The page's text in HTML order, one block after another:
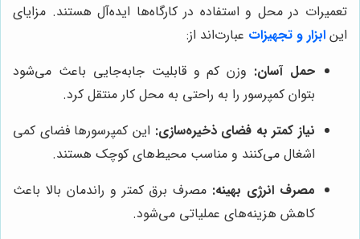
تعمیرات در محل و استفاده در کارگاه‌ها ایده‌آل هستند. مزایای
این ابزار و تجهیزات عبارت‌اند از:
حمل آسان: وزن کم و قابلیت جابه‌جایی باعث می‌شود
بتوان کمپرسور را به راحتی به محل کار منتقل کرد.
نیاز کمتر به فضای ذخیره‌سازی: این کمپرسورها فضای کمی
اشغال می‌کنند و مناسب محیط‌های کوچک هستند.
مصرف انرژی بهینه: مصرف برق کمتر و راندمان بالا باعث
کاهش هزینه‌های عملیاتی می‌شود.